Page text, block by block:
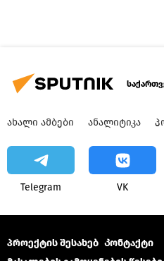
ᲐᲮᲐᲚᲘ ᲐᲛᲑᲔᲑᲘ ᲐᲜᲐᲚᲘᲢᲘᲙᲐ
Telegram VK
პროექტის შესახებ Კონტაქტი